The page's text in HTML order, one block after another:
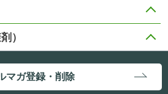
）
マガ登録・削除